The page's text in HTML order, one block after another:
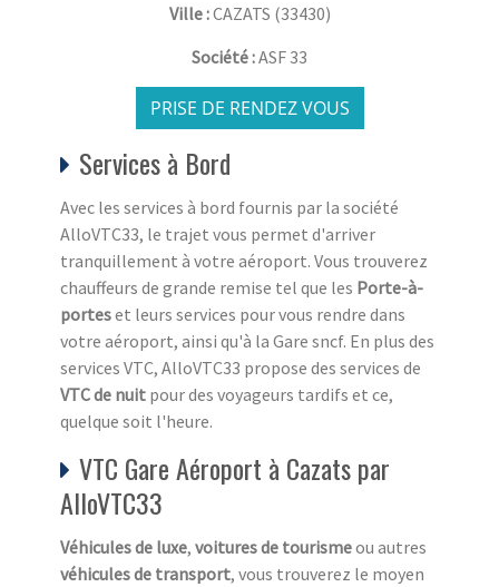
Ville :CAZATS (33430)
Société :ASF 33
PRISE DE RENDEZ VOUS
Services à Bord
Avec les services à bord fournis par la société
AlloVTC33, le trajet vous permet d'arriver
tranquillement à votre aéroport. Vous trouverez
chauffeurs de grande remise tel que les Porte-à-
porteset leurs services pour vous rendre dans
votre aéroport, ainsi qu'à la Gare sncf. En plus des
services VTC, AlloVTC33 propose des services de
VTC de nuit pour des voyageurs tardifs et ce,
quelque soit l'heure.
VTC Gare Aéroport à Cazats par
AlloVTC33
Véhicules de luxe, voitures de tourismeou autres
véhicules de transport, vous trouverez le moyen